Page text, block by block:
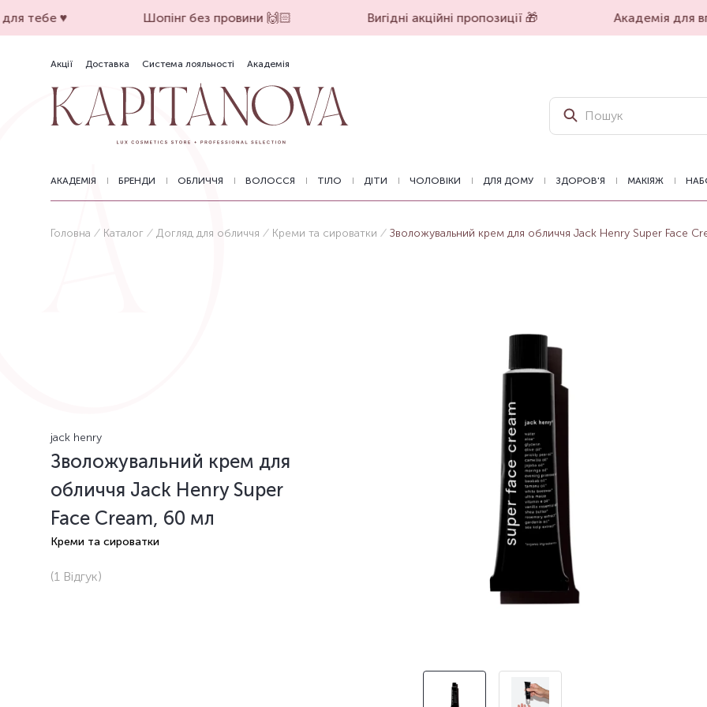
тебе ♥️ Шопінг без провини 🙌🏻 Вигідні акційні пропозиції 🎁 Академія для
Акції Доставка Система лояльності Академія
АКАДЕМІЯ БРЕНДИ ОБЛИЧЧЯ ВОЛОССЯ ТІЛО ДІТИ ЧОЛОВІКИ ДЛЯ ДОМУ ЗДОРОВ'Я МАКІЯЖ
Головна Каталог Догляд для обличчя Креми та сироватки Зволожувальний крем для обличчя Jack Henry Super Face
jack henry
Зволожувальний крем для
обличчя Jack Henry Super
Face Cream, 60 мл
Креми та сироватки
(1 Відгук)